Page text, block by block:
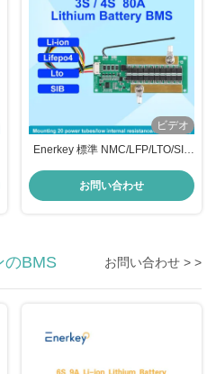
ビデオ
Enerkey 標準 NMC/LFP/LTO/SIB
ンスセルハードウェア BMS と
お問い合わせ
のBMS お問い合わせ > >